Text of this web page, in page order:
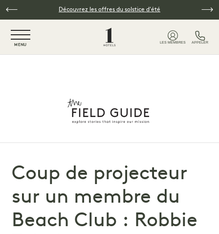
Skip to main contentDécouvrez les offres du solstice d'été
MENU
LES MEMBRES APPELER
Coup de projecteur
sur un membre du
Beach Club : Robbie